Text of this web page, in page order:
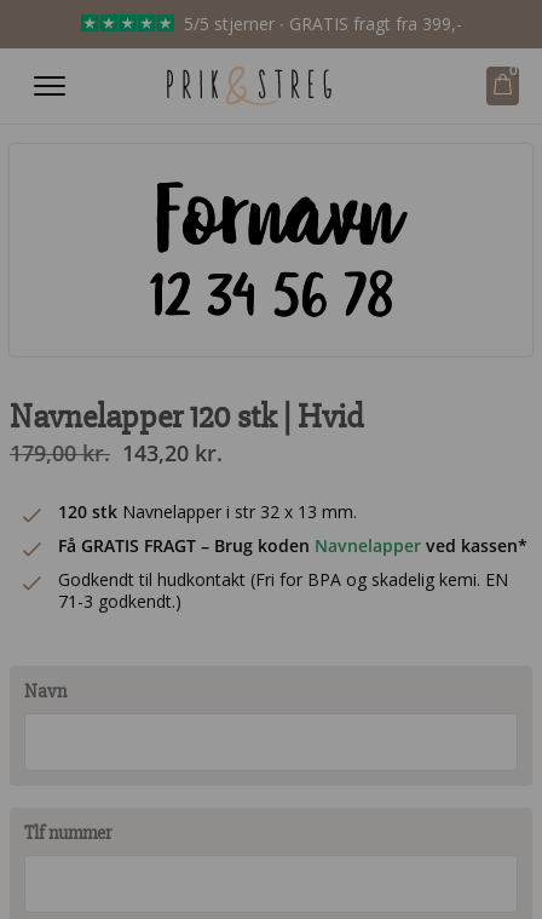
5/5 stjerner ∙ GRATIS fragt fra 399,-
0
Fornavn
12 34 56 78
Navnelapper 120 stk | Hvid
179,00kr. Den
pris
var:
143,20 kr.
pris
er:
143,20 kr..
120 stk Navnelapper i str 32 x 13 mm.
Få GRATIS FRAGT – Brug koden Navnelapper ved kassen*
Godkendt til hudkontakt (Fri for BPA og skadelig kemi. EN
71-3 godkendt.)
Navn
Tlf nummer